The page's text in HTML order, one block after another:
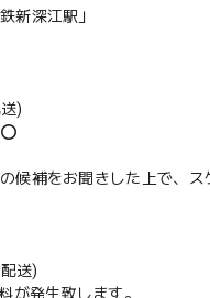
新深江駅」
)
候補をお聞きした上で、ス
送)
が発生致します。